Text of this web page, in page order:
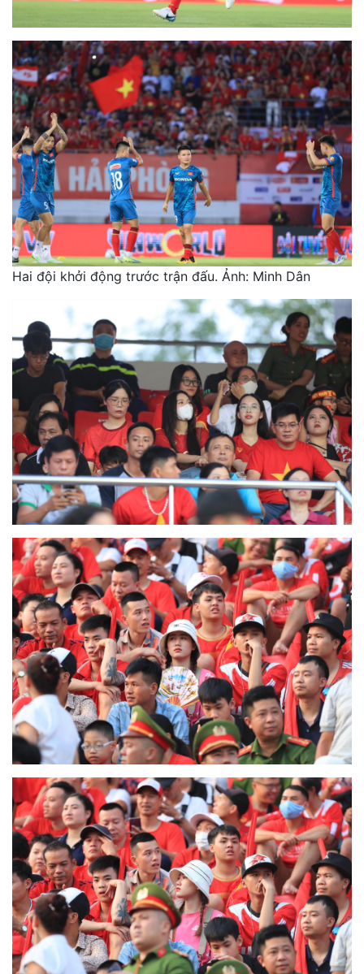
Hai đội khởi động trước trận đấu. Ảnh: Minh Dân